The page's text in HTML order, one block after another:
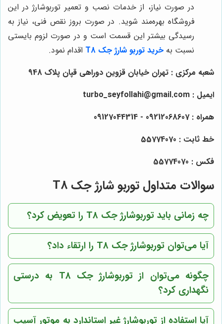
در صورت نیاز، از خدمات نصب و تعمیر توربوشارژ در این
فروشگاه بهره‌مند شوید. در صورت بروز نقص فنی، نیاز به
رسیدگی بیشتر این قسمت است و در صورت لزوم بایستی
نسبت به خرید توربو شارژ جک T8
اقدام نمود.
شعبه مرکزی : تهران خیابان قزوین دوراهی قپان پلاک 948
ایمیل : turbo_seyfollahi@gmail.com
همراه : 09212068607 - 09127044314
خط ثابت : 55774070
فکس : 55774070
سوالات متداول توربو شارژ جک T8
چه زمانی باید توربوشارژ جک T8 را تعویض کرد؟
آیا می‌توان توربوشارژ جک T8 را ارتقاء داد؟
چگونه می‌توان از توربوشارژ جک T8 به درستی
نگهداری کرد؟
آیا استفاده از توربوشارژ غیر استاندارد به موتور آسیب